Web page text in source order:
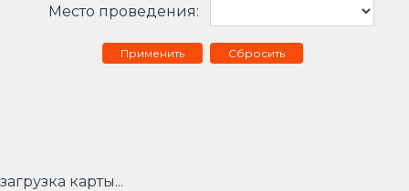
Место проведения:
Сбросить
загрузка карты...